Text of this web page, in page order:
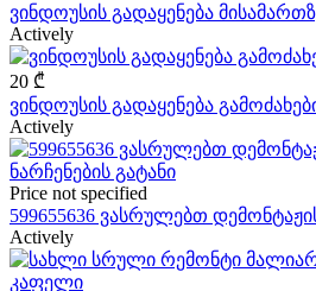
ვინდოუსის გადაყენება
Actively
20 ₾
ვინდოუსის გადაყენება
Actively
Price not specified
599655636 ვასრულებთ
Actively